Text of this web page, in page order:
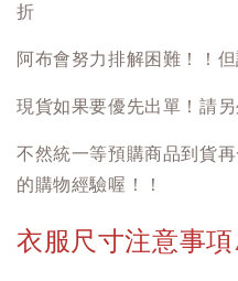
折
阿布會努力排解困難！！
現貨如果要優先出單！請另
不然統一等預購商品到貨
的購物經驗喔！！
衣服尺寸注意事項